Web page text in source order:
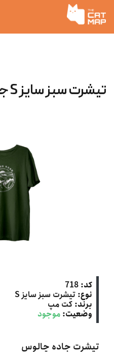
تیشرت سبز سایز S جاده چالوس
کد: 718
نوع: تیشرت سبز سایز S
برند: کت‌ مپ
وضعیت: موجود
تیشرت جاده چالوس